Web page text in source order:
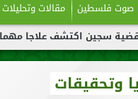
صوت فلسطين مقالات وتحليلات
اكتشف علاجا مهما
وتحقيقات